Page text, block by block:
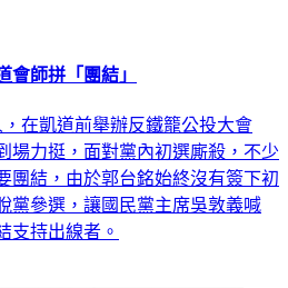
會師拼「團結」
在凱道前舉辦反鐵籠公投大會
場力挺，面對黨內初選廝殺，不少
團結，由於郭台銘始終沒有簽下初
黨參選，讓國民黨主席吳敦義喊
支持出線者。